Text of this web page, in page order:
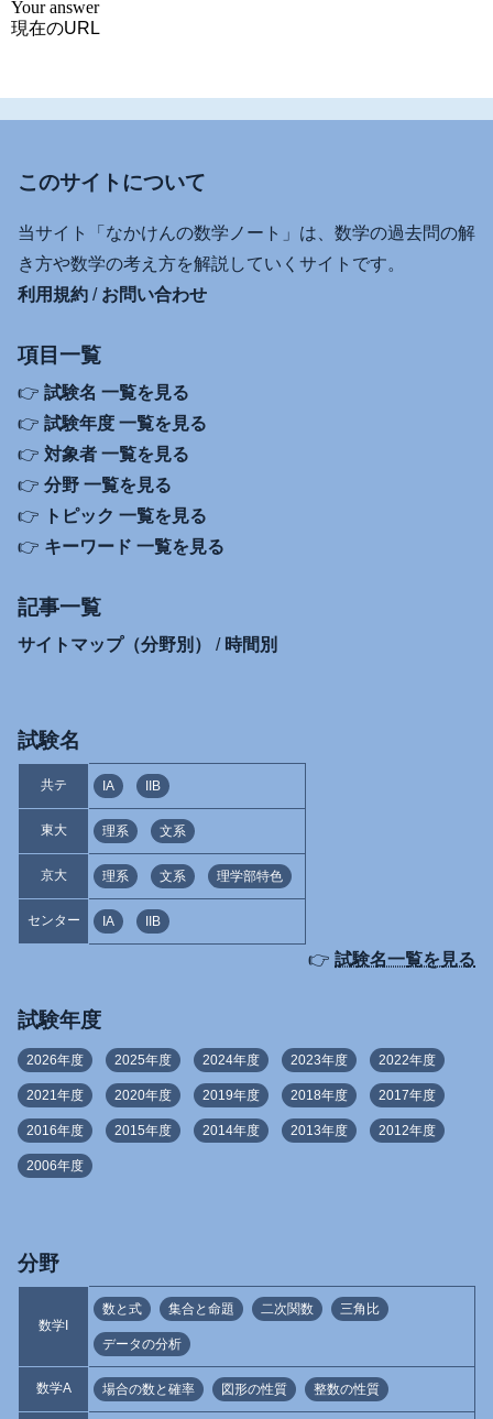
このサイトについて
当サイト「なかけんの数学ノート」は、数学の過去問の解
き方や数学の考え方を解説していくサイトです。
利用規約 / お問い合わせ
項目一覧
👉 試験名 一覧を見る
👉 試験年度 一覧を見る
👉 対象者 一覧を見る
👉 分野 一覧を見る
👉
トピック 一覧を見る
👉 キーワード 一覧を見る
記事一覧
サイトマップ（分野別） / 時間別
試験名
共テ IA IIB
東大 理系 文系
京大 理系 文系 理学部特色
センター IA IIB
👉 試験名一覧を見る
試験年度
2026年度 2025年度 2024年度 2023年度 2022年度
2021年度 2020年度 2019年度 2018年度 2017年度
2016年度 2015年度 2014年度 2013年度 2012年度
2006年度
分野
数学I
数と式 集合と命題 二次関数 三角比
データの分析
数学A 場合の数と確率 図形の性質 整数の性質